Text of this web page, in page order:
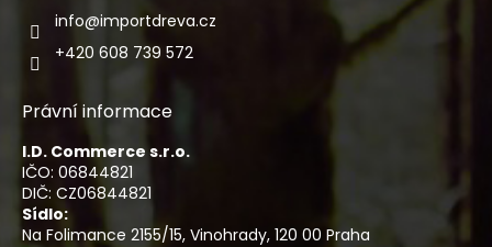
info@importdreva.cz
+420 608 739 572
Právní informace
I.D. Commerce s.r.o.
IČO: 06844821
DIČ: CZ06844821
Sídlo:
Na Folimance 2155/15, Vinohrady, 120 00 Praha